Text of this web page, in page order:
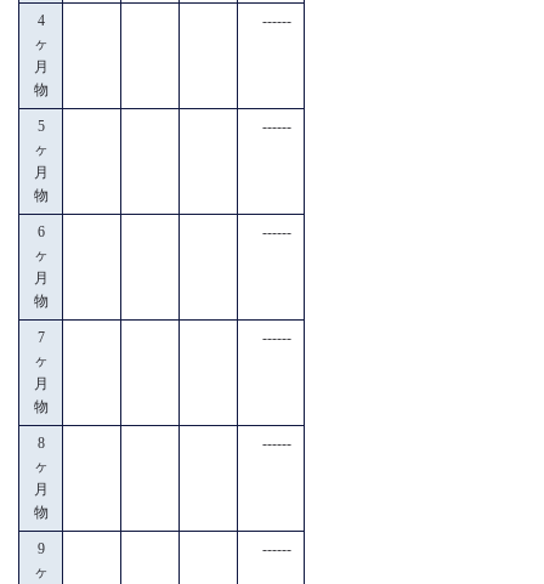
4
ヶ
月
物
------
5
ヶ
月
物
------
6
ヶ
月
物
------
7
ヶ
月
物
------
8
ヶ
月
物
------
9
ヶ
------